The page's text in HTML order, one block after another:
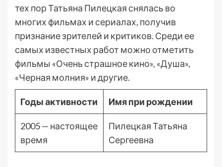
тех пор Татьяна Пилецкая снялась во
многих фильмах и сериалах, получив
признание зрителей и критиков. Среди ее
самых известных работ можно отметить
фильмы «Очень страшное кино», «Душа»,
«Черная молния» и другие.
Годы активности Имя при рождении
2005 — настоящее
время
Пилецкая Татьяна
Сергеевна